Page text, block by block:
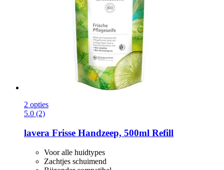
2 opties
5.0 (2)
lavera Frisse Handzeep, 500ml Refill
Voor alle huidtypes
Zachtjes schuimend